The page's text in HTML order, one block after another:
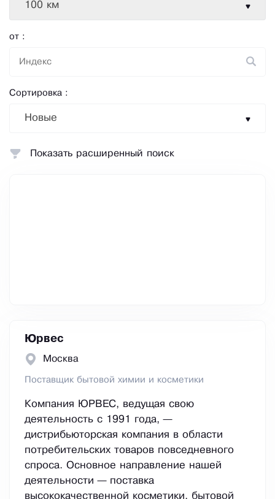
100 км
от :
Сортировка :
Новые
Юрвес
Москва
Поставщик бытовой химии и косметики
Компания ЮРВЕС, ведущая свою
деятельность с 1991 года, —
дистрибьюторская компания в области
потребительских товаров повседневного
спроса. Основное направление нашей
деятельности — поставка
высококачественной косметики, бытовой
Показать расширенный поиск